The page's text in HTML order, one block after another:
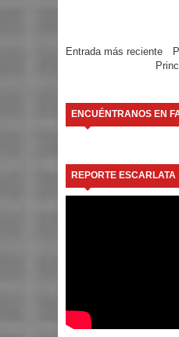
Entrada más reciente
ENCUÉNTRANOS EN
REPORTE ESCARLATA